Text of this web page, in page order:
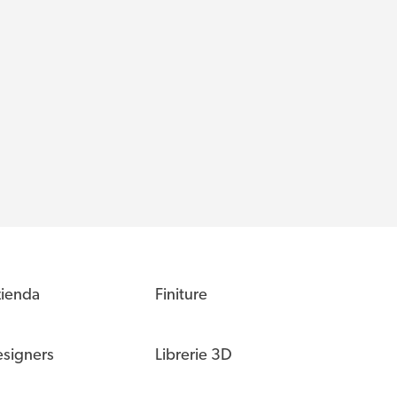
Finiture
Librerie 3D